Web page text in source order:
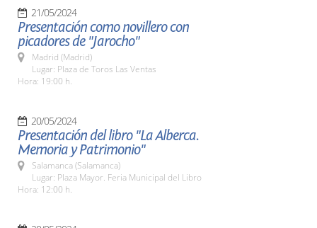
21/05/2024
Presentación como novillero con
picadores de "Jarocho"
Madrid (Madrid)
Lugar: Plaza de Toros Las Ventas
Hora: 19:00 h.
20/05/2024
Presentación del libro "La Alberca.
Memoria y Patrimonio"
Salamanca (Salamanca)
Lugar: Plaza Mayor. Feria Municipal del Libro
Hora: 12:00 h.